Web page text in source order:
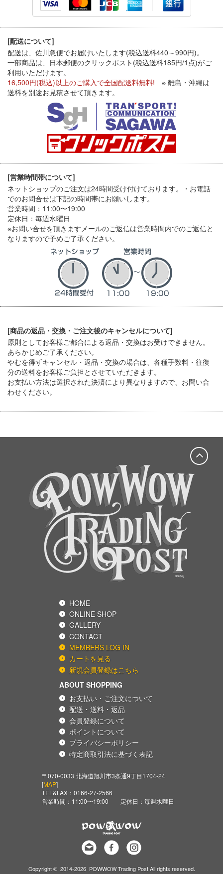
[配送について]
配送は、佐川急便でお届けいたします(税込送料440～990円)。
一部商品は、日本郵便のクリックポスト(税込送料185円/1点)がご
利用いただけます。
16,500円(税込)以上のご購入で全国配送料無料! ※ 離島・沖縄は
送料を別途お見積させて頂きます。
[営業時間帯について]
ネットショップのご注文は24時間受け付けております。・お電話
でのお問合せは下記の時間帯にお願いします。
営業時間：11:00〜19:00
定休日：毎週水曜日
※お問い合せを頂きますメールのご返信は営業時間内でのご返信と
なりますので予めご了承ください。
[商品の返品・交換・ご注文後のキャンセルについて]
原則としてお客様ご都合による返品・交換はお受けできません。
あらかじめご了承ください。
やむを得ずキャンセル・返品・交換の場合は、各種手数料・往復
分の送料をお客様ご負担とさせていただきます。
お支払い方法は選択された決済により異なりますので、お問い合
わせください。
HOME
GALLERY
ONLINE SHOP
CONTACT
MEMBERS LOG IN
新規会員登録はこちら
カートを見る
ABOUT SHOPPING
お支払い・ご注文について
会員登録について
プライバシーポリシー
配送・送料・返品
ポイントについて
特定商取引法に基づく表記
〒070-0033 北海道旭川市3条通9丁目1704-24
[MAP]
TEL&FAX： 0166-27-2566
営業時間：11:00〜19:00 定休日：毎週水曜日
Copyright © 2014-2026 POWWOW Trading Post All rights reserved.